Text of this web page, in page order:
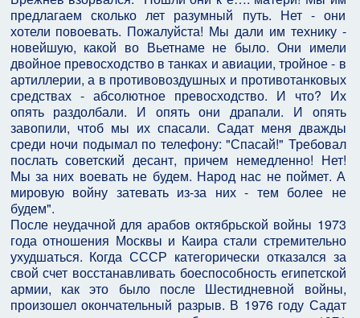
предлагаем сколько лет разумный путь. Нет - они
хотели повоевать. Пожалуйста! Мы дали им технику -
новейшую, какой во Вьетнаме не было. Они имели
двойное превосходство в танках и авиации, тройное - в
артиллерии, а в противовоздушных и противотанковых
средствах - абсолютное превосходство. И что? Их
опять раздолбали. И опять они драпали. И опять
завопили, чтоб мы их спасали. Садат меня дважды
среди ночи подымал по телефону: "Спасай!" Требовал
послать советский десант, причем немедленно! Нет!
Мы за них воевать не будем. Народ нас не поймет. А
мировую войну затевать из-за них - тем более не
будем".
После неудачной для арабов октябрьской войны 1973
года отношения Москвы и Каира стали стремительно
ухудшаться. Когда СССР категорически отказался за
свой счет восстанавливать боеспособность египетской
армии, как это было после Шестидневной войны,
произошел окончательный разрыв. В 1976 году Садат